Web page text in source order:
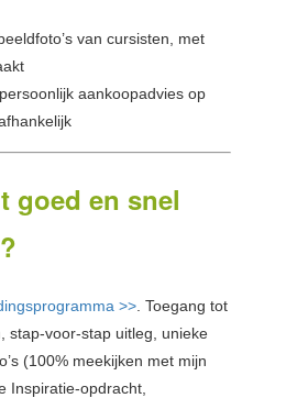
van cursisten, met
aankoopadvies op
goed en snel
>> . Toegang tot
stap-voor-stap uitleg, unieke
(100% meekijken met mijn
Inspiratie-opdracht,